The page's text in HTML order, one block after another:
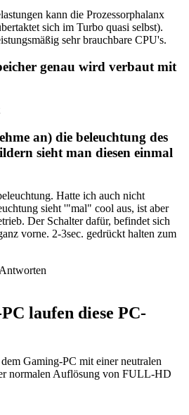
kann die Prozessorphalanx
sich im Turbo quasi selbst).
sehr brauchbare CPU's.
genau wird verbaut mit
an) die beleuchtung des
sieht man diesen einmal
Hatte ich auch nicht
sieht '"mal" cool aus, ist aber
Der Schalter dafür, befindet sich
vorne. 2-3sec. gedrückt halten zum
laufen diese PC-
Gaming-PC mit einer neutralen
normalen Auflösung von FULL-HD